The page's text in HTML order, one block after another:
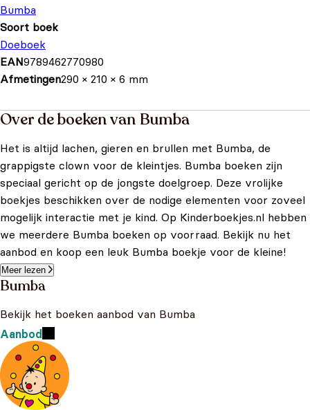
Bumba
Soort boek
Doeboek
EAN9789462770980
Afmetingen290 × 210 × 6 mm
Over de boeken van Bumba
Het is altijd lachen, gieren en brullen met Bumba, de
grappigste clown voor de kleintjes. Bumba boeken zijn
speciaal gericht op de jongste doelgroep. Deze vrolijke
boekjes beschikken over de nodige elementen voor zoveel
mogelijk interactie met je kind. Op Kinderboekjes.nl hebben
we meerdere Bumba boeken op voorraad. Bekijk nu het
aanbod en koop een leuk Bumba boekje voor de kleine!
Meer lezen
Bumba
Bekijk het boeken aanbod van Bumba
Aanbod